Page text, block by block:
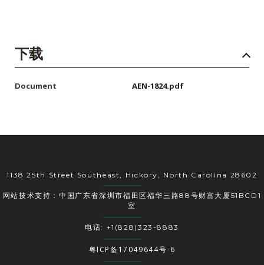
下载
Document AEN-1824.pdf
1138 25th Street Southeast, Hickory, North Carolina 28602
网站技术支持：中国广东省深圳市福田区福华三路88号财富大厦51BCD1
室
电话: +1(828)323-8883
粤ICP备17049644号-6